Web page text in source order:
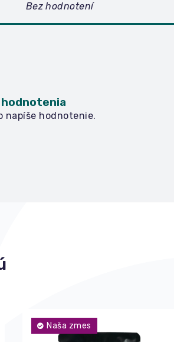
Bez hodnotení
napíše hodnotenie.
Naša zmes